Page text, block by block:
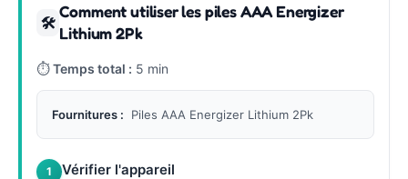
🛠
Comment utiliser les piles AAA Energizer
Lithium 2Pk
⏱Temps total : 5 min
Fournitures : Piles AAA Energizer Lithium 2Pk
1 Vérifier l'appareil